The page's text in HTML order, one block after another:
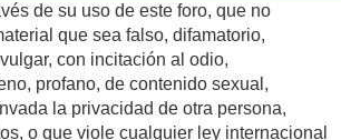
de su uso de este foro, que no
que sea falso, difamatorio,
con incitación al odio,
profano, de contenido sexual,
la privacidad de otra persona,
o que viole cualquier ley internacional